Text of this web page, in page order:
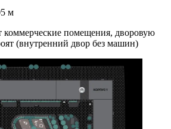
м
коммерческие помещения, дворовую
(внутренний двор без машин)